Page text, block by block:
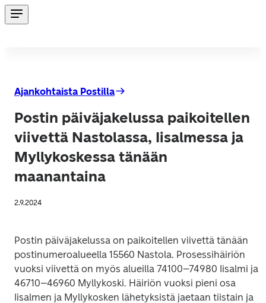
Ajankohtaista Postilla
Postin päiväjakelussa paikoitellen
viivettä Nastolassa, Iisalmessa ja
Myllykoskessa tänään
maanantaina
2.9.2024
Postin päiväjakelussa on paikoitellen viivettä tänään
postinumeroalueella 15560 Nastola. Prosessihäiriön
vuoksi viivettä on myös alueilla 74100–74980 Iisalmi ja
46710–46960 Myllykoski. Häiriön vuoksi pieni osa
Iisalmen ja Myllykosken lähetyksistä jaetaan tiistain ja